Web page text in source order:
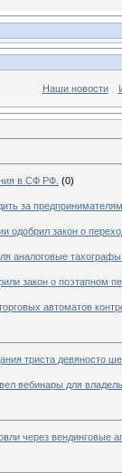
Наши новости
в СФ РФ. (0)
за
одобрил закон о
аналоговые
закон о поэтапном
автоматов
триста девяносто
вебинары для
через вендинговые